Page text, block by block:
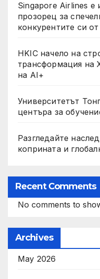
Singapore Airlines е
прозорец за
конкурентите си
HKIC начело на
трансформация на
на AI+
Университетът
центъра за
Разгледайте
коприната и
Recent Comments
No comments to
Archives
May 2026